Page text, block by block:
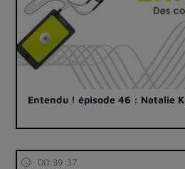
Entendu ! épisode 46 : Natalie
00:39:37